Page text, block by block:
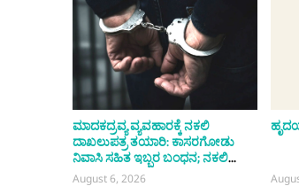
ಮಾದಕದ್ರವ್ಯ ವ್ಯವಹಾರಕ್ಕೆ ನಕಲಿ
ದಾಖಲುಪತ್ರ ತಯಾರಿ: ಕಾಸರಗೋಡು
ನಿವಾಸಿ ಸಹಿತ ಇಬ್ಬರ ಬಂಧನ; ನಕಲಿ
ದಾಖಲುಪತ್ರಗಳನ್ನು ತಯಾರಿಸುತ್ತಿರುವುದು
ಬೆಂಗಳೂರಿನಲ್ಲಿ
August 6, 2026